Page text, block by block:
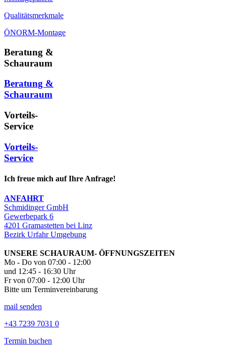
Qualitätsmerkmale
ÖNORM-Montage
Beratung &
Schauraum
Beratung &
Schauraum
Vorteils-
Service
Vorteils-
Service
Ich freue mich auf Ihre Anfrage!
ANFAHRT
Schmidinger GmbH
Gewerbepark 6
4201 Gramastetten bei Linz
Bezirk Urfahr Umgebung
UNSERE SCHAURAUM- ÖFFNUNGSZEITEN
Mo - Do von 07:00 - 12:00
und 12:45 - 16:30 Uhr
Fr von 07:00 - 12:00 Uhr
Bitte um Terminvereinbarung
mail senden
+43 7239 7031 0
Termin buchen